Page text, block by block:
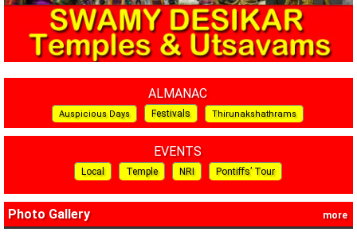
ALMANAC
Auspicious Days Festivals Thirunakshathrams
EVENTS
Local Temple NRI Pontiffs’ Tour
Photo Gallery more